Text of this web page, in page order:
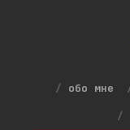
обо мне